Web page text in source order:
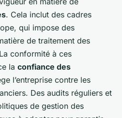
. Cela inclut des cadres
qui impose des
de traitement des
conformité à ces
la confiance des
l’entreprise contre les
Des audits réguliers et
de gestion des